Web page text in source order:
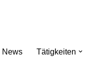
News Tätigkeiten